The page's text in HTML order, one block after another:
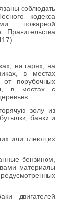
соблюдать
кодекса
пожарной
на гарях, на
в местах
порубочных
в местах с
золу из
банки и
или тлеющих
бензином,
материалы
двигателей